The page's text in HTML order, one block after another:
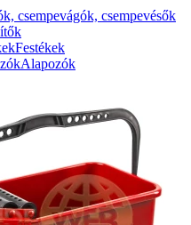
csempevágók, csempevésők
Festékek
Alapozók